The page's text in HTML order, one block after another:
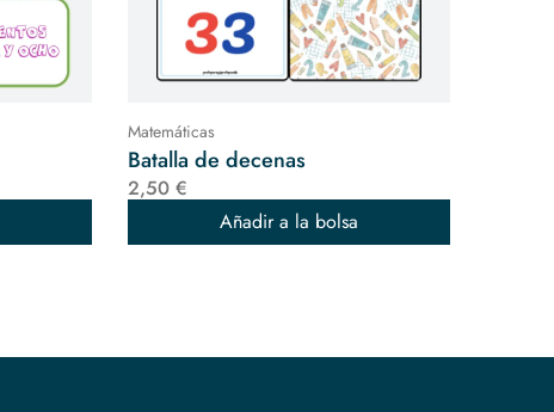
Matemáticas
Batalla de decenas
2,50 €
Añadir a la bolsa